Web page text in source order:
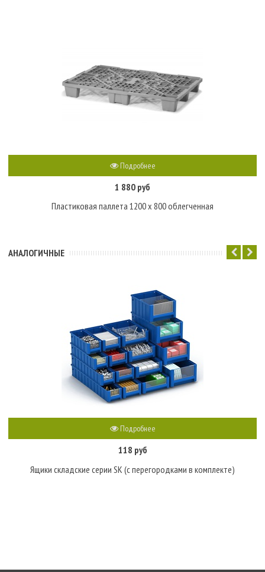
Подробнее
1 880 руб
Пластиковая паллета 1200 х 800 облегченная
АНАЛОГИЧНЫЕ
Подробнее
118 руб
Ящики складские серии SK (с перегородками в комплекте)